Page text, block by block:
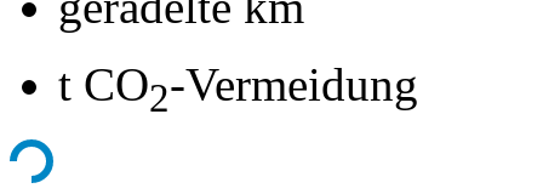
t CO2-Vermeidung